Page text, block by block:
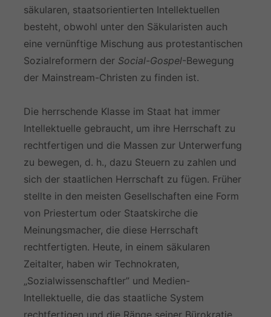
säkularen, staatsorientierten Intellektuellen
besteht, obwohl unter den Säkularisten auch
eine vernünftige Mischung aus protestantischen
Sozialreformern der Social-Gospel-Bewegung
der Mainstream-Christen zu finden ist.
Die herrschende Klasse im Staat hat immer
Intellektuelle gebraucht, um ihre Herrschaft zu
rechtfertigen und die Massen zur Unterwerfung
zu bewegen, d. h., dazu Steuern zu zahlen und
sich der staatlichen Herrschaft zu fügen. Früher
stellte in den meisten Gesellschaften eine Form
von Priestertum oder Staatskirche die
Meinungsmacher, die diese Herrschaft
rechtfertigten. Heute, in einem säkularen
Zeitalter, haben wir Technokraten,
„Sozialwissenschaftler” und Medien-
Intellektuelle, die das staatliche System